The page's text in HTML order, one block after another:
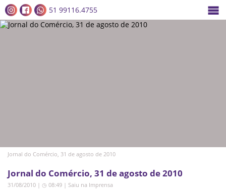
51 99116.4755
Jornal do Comércio, 31 de agosto de 2010
Jornal do Comércio, 31 de agosto de 2010
31/08/2010 | ◷ 08:49 | Saiu na Imprensa